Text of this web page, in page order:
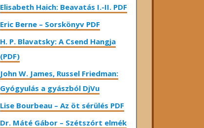
Elisabeth Haich: Beavatás I.-II. PDF
Eric Berne – Sorskönyv PDF
H. P. Blavatsky: A Csend Hangja
(PDF)
John W. James, Russel Friedman:
Gyógyulás a gyászból DjVu
Lise Bourbeau – Az öt sérülés PDF
Dr. Máté Gábor – Szétszórt elmék